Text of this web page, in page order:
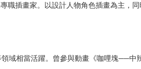
職插畫家。以設計人物角色插畫為主，
域相當活躍。曾參與動畫《咖哩塊──中